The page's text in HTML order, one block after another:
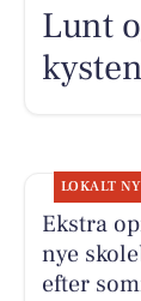
Lunt
kysten
LOKALT
Ekstra
nye
efter